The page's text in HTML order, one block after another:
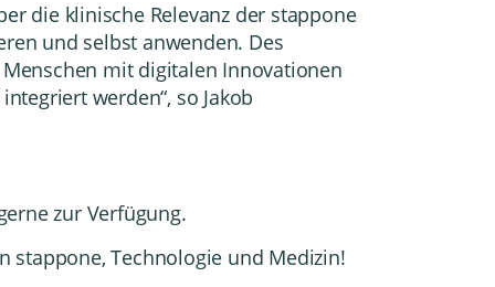
die klinische Relevanz der stappone
und selbst anwenden. Des
mit digitalen Innovationen
werden“, so Jakob
zur Verfügung.
stappone, Technologie und Medizin!